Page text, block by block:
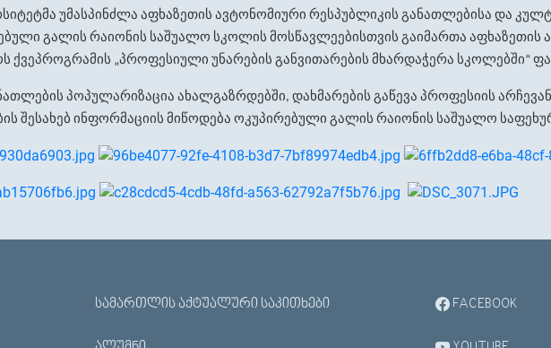
უმასპინძლა აფხაზეთის ავტონომიური რესპუბლიკის განათლებისა და
გალის რაიონის საშუალო სკოლის მოსწავლეებისთვის გაიმართა აფხაზეთის
ქვეპროგრამის „პროფესიული უნარების განვითარების მხარდაჭერა სკოლებში“
პოპულარიზაცია ახალგაზრდებში, დახმარების გაწევა პროფესიის
შესახებ ინფორმაციის მიწოდება ოკუპირებული გალის რაიონის საშუალო
ᲡᲐᲛᲐᲠᲗᲚᲘᲡ ᲐᲥᲢᲣᲐᲚᲣᲠᲘ ᲡᲐᲙᲘᲗᲮᲔᲑᲘ FACEBOOK